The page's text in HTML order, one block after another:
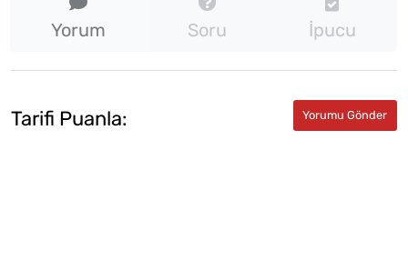
Yorum Soru İpucu
Tarifi Puanla: